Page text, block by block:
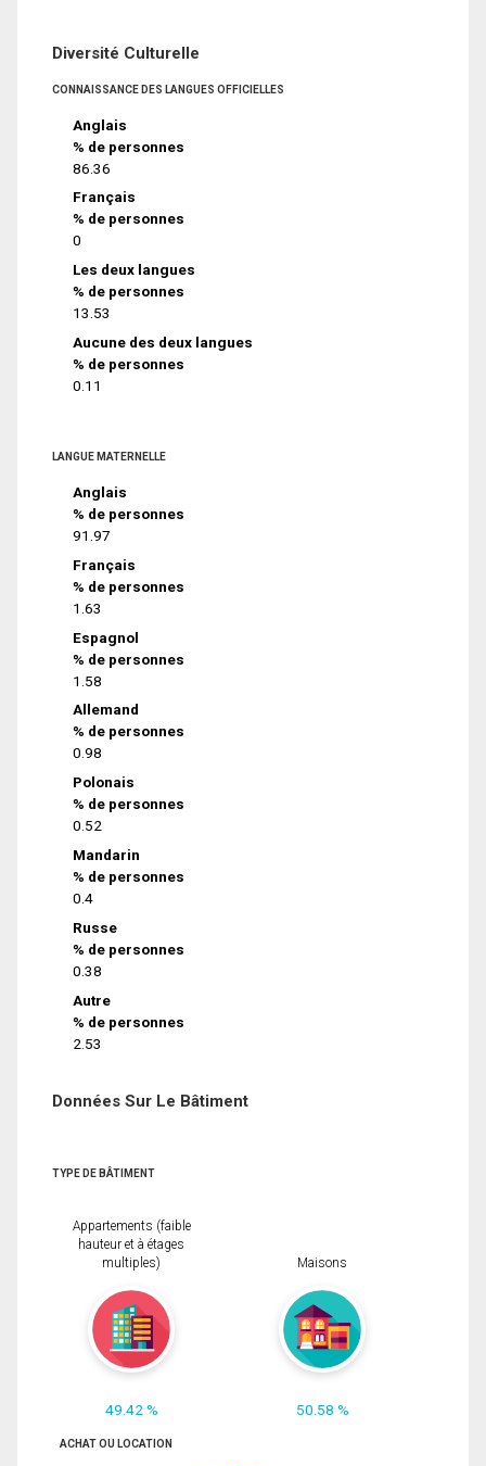
Diversité Culturelle
CONNAISSANCE DES LANGUES OFFICIELLES
Anglais
% de personnes
86.36
Français
% de personnes
0
Les deux langues
% de personnes
13.53
Aucune des deux langues
% de personnes
0.11
LANGUE MATERNELLE
Anglais
% de personnes
91.97
Français
% de personnes
1.63
Espagnol
% de personnes
1.58
Allemand
% de personnes
0.98
Polonais
% de personnes
0.52
Mandarin
% de personnes
0.4
Russe
% de personnes
0.38
Autre
% de personnes
2.53
Données Sur Le Bâtiment
TYPE DE BÂTIMENT
Appartements (faible
hauteur et à étages
multiples)
49.42 %
Maisons
50.58 %
ACHAT OU LOCATION